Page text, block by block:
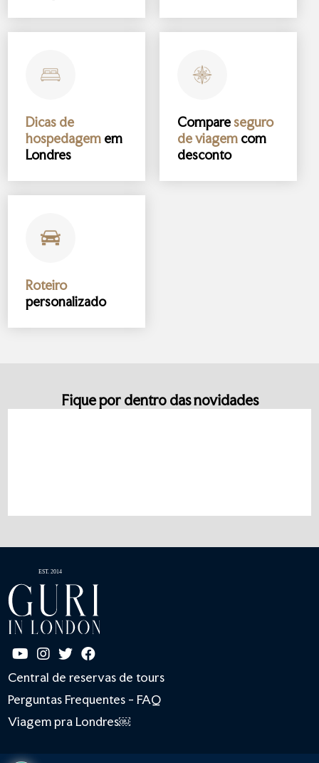
Dicas de
hospedagem em
Londres
Compareseguro
de viagem com
desconto
Roteiro
personalizado
Fique por dentro das novidades
Central de reservas de tours
Perguntas Frequentes - FAQ
Viagem pra Londres￼